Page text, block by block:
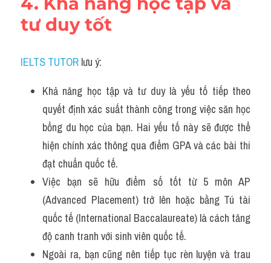
tư duy tốt
IELTS TUTOR lưu ý:
Khả năng học tập và tư duy là yếu tố tiếp theo
quyết định xác suất thành công trong việc săn học
bổng du học của bạn. Hai yếu tố này sẽ được thể
hiện chính xác thông qua điểm GPA và các bài thi
đạt chuẩn quốc tế.
Việc bạn sẽ hữu điểm số tốt từ 5 môn AP
(Advanced Placement) trở lên hoặc bằng Tú tài
quốc tế (International Baccalaureate) là cách tăng
độ canh tranh với sinh viên quốc tế.
Ngoài ra, bạn cũng nên tiếp tục rèn luyện và trau